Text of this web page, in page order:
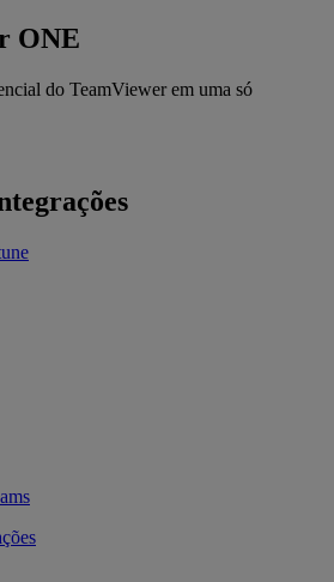
ONE
do TeamViewer em uma só